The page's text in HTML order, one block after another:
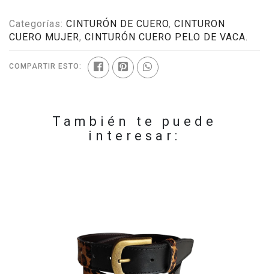
Categorías: CINTURÓN DE CUERO, CINTURON
CUERO MUJER, CINTURÓN CUERO PELO DE VACA.
COMPARTIR ESTO:
También te puede
interesar: